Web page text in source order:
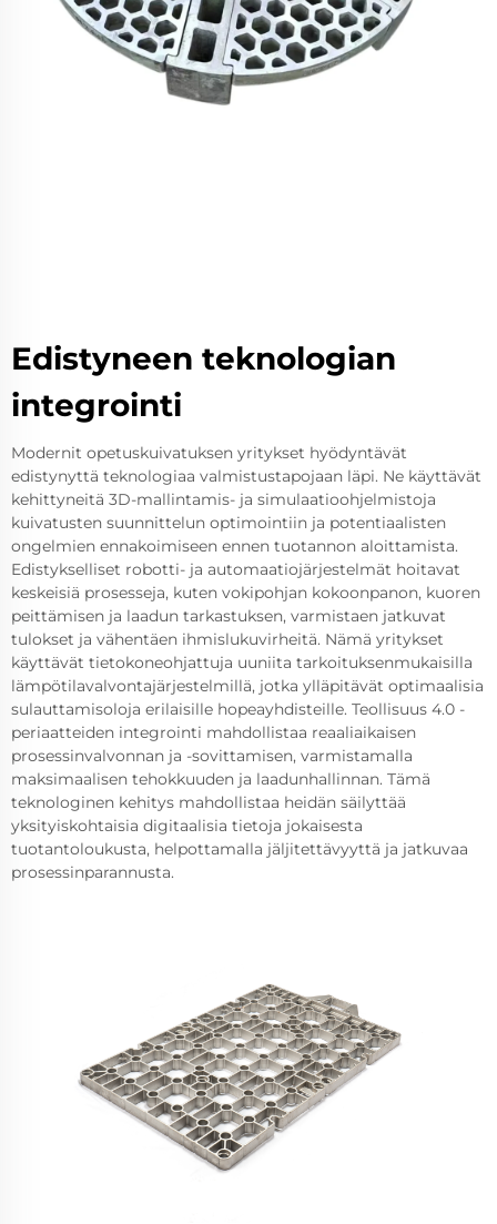
Edistyneen teknologian
integrointi
Modernit opetuskuivatuksen yritykset hyödyntävät
edistynyttä teknologiaa valmistustapojaan läpi. Ne käyttävät
kehittyneitä 3D-mallintamis- ja simulaatioohjelmistoja
kuivatusten suunnittelun optimointiin ja potentiaalisten
ongelmien ennakoimiseen ennen tuotannon aloittamista.
Edistykselliset robotti- ja automaatiojärjestelmät hoitavat
keskeisiä prosesseja, kuten vokipohjan kokoonpanon, kuoren
peittämisen ja laadun tarkastuksen, varmistaen jatkuvat
tulokset ja vähentäen ihmislukuvirheitä. Nämä yritykset
käyttävät tietokoneohjattuja uuniita tarkoituksenmukaisilla
lämpötilavalvontajärjestelmillä, jotka ylläpitävät optimaalisia
sulauttamisoloja erilaisille hopeayhdisteille. Teollisuus 4.0 -
periaatteiden integrointi mahdollistaa reaaliaikaisen
prosessinvalvonnan ja -sovittamisen, varmistamalla
maksimaalisen tehokkuuden ja laadunhallinnan. Tämä
teknologinen kehitys mahdollistaa heidän säilyttää
yksityiskohtaisia digitaalisia tietoja jokaisesta
tuotantoloukusta, helpottamalla jäljitettävyyttä ja jatkuvaa
prosessinparannusta.